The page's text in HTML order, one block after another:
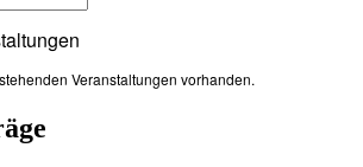
Veranstaltungen vorhanden.